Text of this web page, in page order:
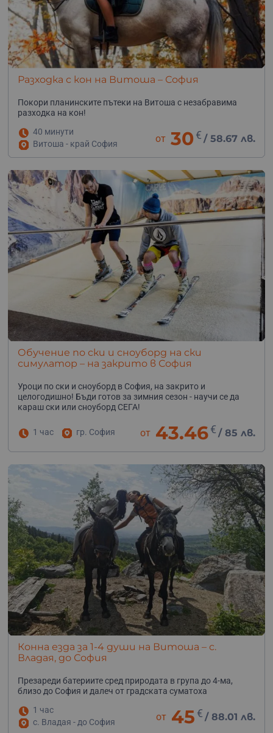
Разходка с кон на Витоша – София
Покори планинските пътеки на Витоша с незабравима
разходка на кон!
40 минути
Витоша - край София
от 30 € /58.67 лв.
Обучение по ски и сноуборд на ски
симулатор – на закрито в София
Уроци по ски и сноуборд в София, на закрито и
целогодишно! Бъди готов за зимния сезон - научи се да
караш ски или сноуборд СЕГА!
1 час гр. София от 43.46€ /85 лв.
Конна езда за 1-4 души на Витоша – с.
Владая, до София
Презареди батериите сред природата в група до 4-ма,
близо до София и далеч от градската суматоха
1 час
с. Владая - до София
от 45 € / 88.01 лв.